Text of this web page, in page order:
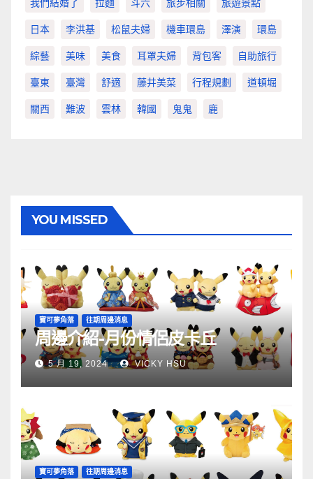
我們結婚了 拉麵 斗六 旅步相關 旅遊景點
日本 李洪基 松鼠夫婦 機車環島 澤演 環島
綜藝 美味 美食 耳罩夫婦 背包客 自助旅行
臺東 臺灣 舒適 藤井美菜 行程規劃 道頓堀
關西 難波 雲林 韓國 鬼鬼 鹿
YOU MISSED
寶可夢角落 往期周邊消息
周邊介紹-月份情侶皮卡丘
5 月 19, 2024 VICKY HSU
寶可夢角落 往期周邊消息